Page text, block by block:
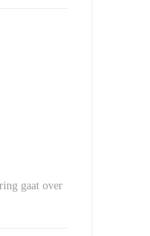
gaat over